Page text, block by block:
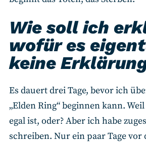
Wie soll ich
wofür es
keine
Es dauert drei Tage, bevor ich
„Elden Ring“ beginnen kann. Weil
egal ist, oder? Aber ich habe
schreiben. Nur ein paar Tage vor